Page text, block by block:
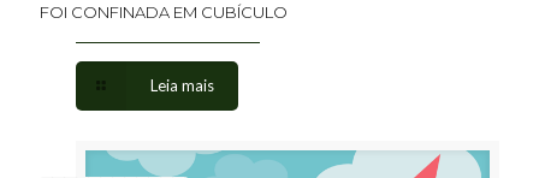
FOI CONFINADA EM CUBÍCULO
Leia mais